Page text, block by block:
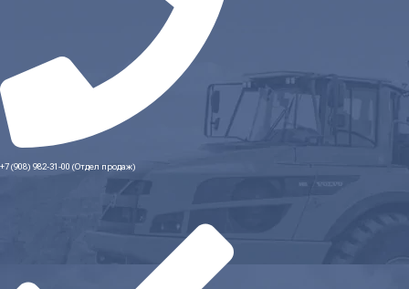
+7 (908) 982-31-00 (Отдел продаж)